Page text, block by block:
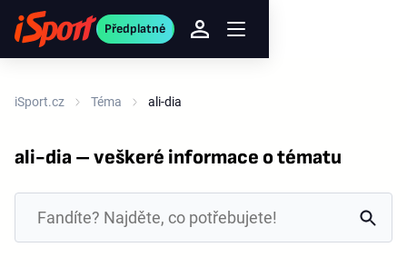
Předplatné
iSport.cz Téma ali-dia
ali-dia – veškeré informace o tématu